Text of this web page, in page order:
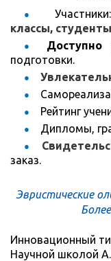
классы, студенты
Доступно
подготовки.
Рейтинг
Дипломы,
заказ.
Эвристические
Инновационный
Научной школой